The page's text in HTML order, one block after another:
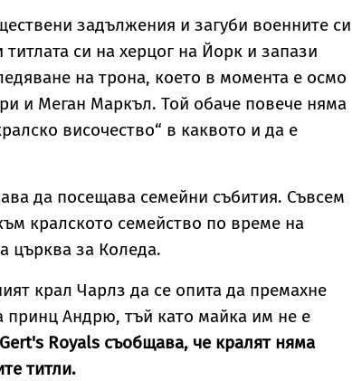
задължения и загуби военните си
си на херцог на Йорк и запази
на трона, което в момента е осмо
и Меган Маркъл. Той обаче повече няма
височество“ в каквото и да е
да посещава семейни събития. Съвсем
кралското семейство по време на
църква за Коледа.
крал Чарлз да се опита да премахне
принц Андрю, тъй като майка им не е
Royals съобщава, че кралят няма
титли.